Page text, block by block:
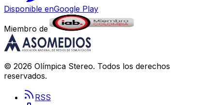
Disponible enGoogle Play
Miembro de
© 2026 Olímpica Stereo. Todos los derechos
reservados.
RSS